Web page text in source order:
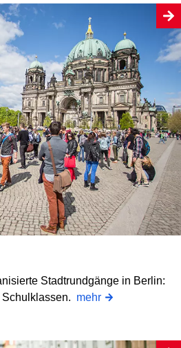
Stadtrundgänge in Berlin:
Schulklassen. mehr